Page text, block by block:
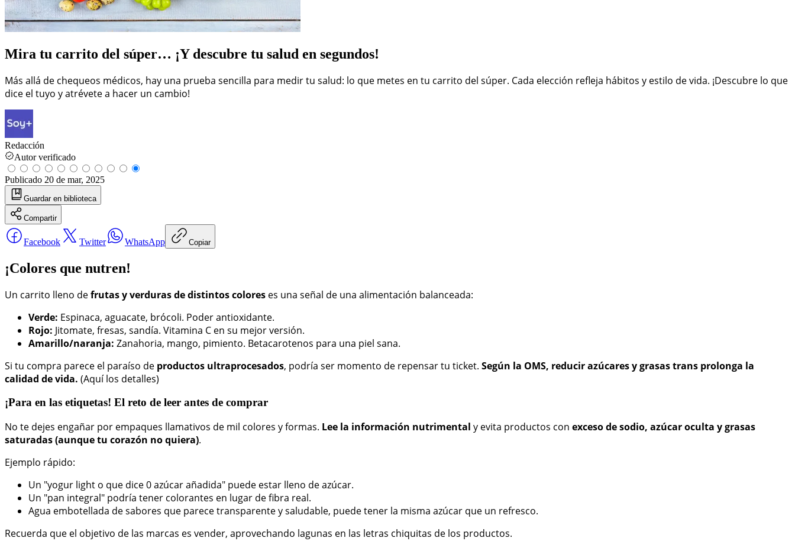
Mira tu carrito del súper… ¡Y descubre tu salud en segundos!
Más allá de chequeos médicos, hay una prueba sencilla para medir tu salud: lo que metes en tu carrito del súper. Cada elección refleja hábitos y estilo de vida. ¡Descubre lo que
dice el tuyo y atrévete a hacer un cambio!
Redacción
Autor verificado
Publicado 20 de mar, 2025
Guardar en biblioteca
Compartir
Facebook Twitter WhatsApp Copiar
¡Colores que nutren!
Un carrito lleno defrutas y verduras de distintos colores es una señal de una alimentación balanceada:
Verde: Espinaca, aguacate, brócoli. Poder antioxidante.
Rojo: Jitomate, fresas, sandía. Vitamina C en su mejor versión.
Amarillo/naranja: Zanahoria, mango, pimiento. Betacarotenos para una piel sana.
Si tu compra parece el paraíso de productos ultraprocesados, podría ser momento de repensar tu ticket. Según la OMS, reducir azúcares y grasas trans prolonga la
calidad de vida. (Aquí los detalles)
¡Para en las etiquetas! El reto de leer antes de comprar
No te dejes engañar por empaques llamativos de mil colores y formas. Lee la información nutrimental y evita productos con exceso de sodio, azúcar oculta y grasas
saturadas (aunque tu corazón no quiera).
Ejemplo rápido:
Un "yogur light o que dice 0 azúcar añadida" puede estar lleno de azúcar.
Un "pan integral" podría tener colorantes en lugar de fibra real.
Agua embotellada de sabores que parece transparente y saludable, puede tener la misma azúcar que un refresco.
Recuerda que el objetivo de las marcas es vender, aprovechando lagunas en las letras chiquitas de los productos.